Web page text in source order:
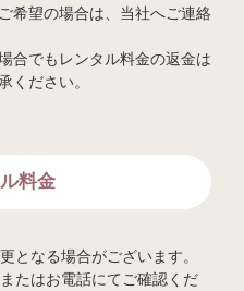
希望の場合は、当社へご連絡
合でもレンタル料金の返金は
ください。
料金
となる場合がございます。
たはお電話にてご確認くだ